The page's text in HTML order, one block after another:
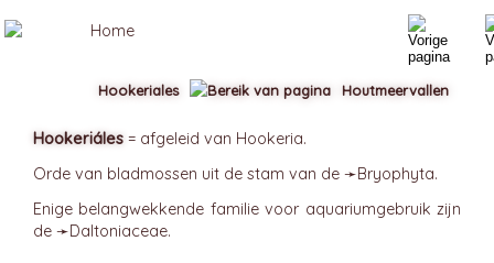
Hookeriáles = afgeleid van Hookeria.
Orde van bladmossen uit de stam van de ➛Bryophyta.
Enige belangwekkende familie voor aquariumgebruik zijn
de ➛Daltoniaceae.
Hookeriales Houtmeervallen